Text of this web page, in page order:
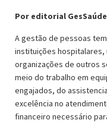
Por editorial GesSaúde
A gestão de pessoas
instituições hospitalares,
organizações de outros
meio do trabalho em
engajados, do
excelência no
financeiro necessário